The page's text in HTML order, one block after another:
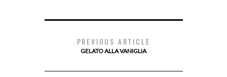
PREVIOUS ARTICLE
GELATO ALLA VANIGLIA